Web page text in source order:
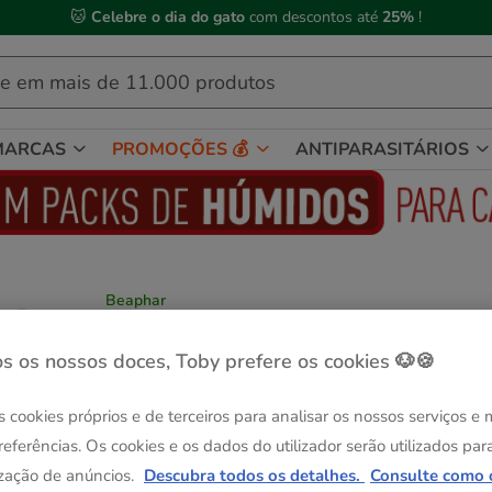
🐱 Celebre o dia do gato com descontos até 25% !
PROMOÇÕES 💰 ANTIPARASITÁRIOS
Beaphar
150g
-25% na 2ª un.
5.39€
(35.93€ / kg)
os nossos doces, Toby prefere os cookies 🐶🍪
cookies próprios e de terceiros para analisar os nossos serviços e
Os cookies e os dados do utilizador serão utilizados
de anúncios. Descubra todos os detalhes. Consulte como